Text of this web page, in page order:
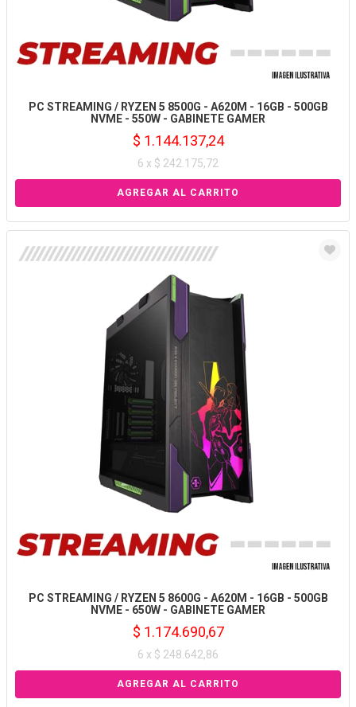
PC STREAMING / RYZEN 5 8500G - A620M - 16GB - 500GB
NVME - 550W - GABINETE GAMER
$ 1.144.137,24
6 x $ 242.175,72
PC STREAMING / RYZEN 5 8600G - A620M - 16GB - 500GB
NVME - 650W - GABINETE GAMER
$ 1.174.690,67
6 x $ 248.642,86